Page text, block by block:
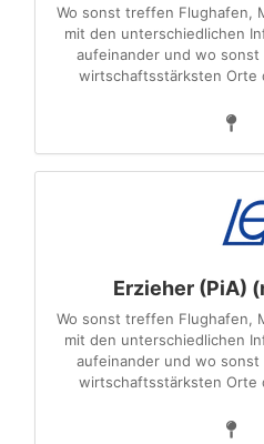
Wo sonst treffen Flughafen,
mit den unterschiedlichen
aufeinander und wo sonst
wirtschaftsstärksten Orte
Erzieher (PiA)
Wo sonst treffen Flughafen,
mit den unterschiedlichen
aufeinander und wo sonst
wirtschaftsstärksten Orte